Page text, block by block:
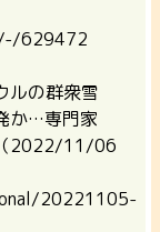
629472
ルの群衆雪
か…専門家
（2022/11/06
20221105-